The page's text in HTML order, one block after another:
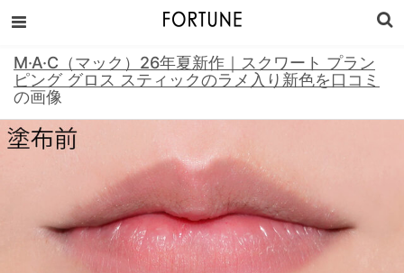
M·A·C（マック）26年夏新作｜スクワート プラン
ピング グロス スティックのラメ入り新色を口コミ
の画像